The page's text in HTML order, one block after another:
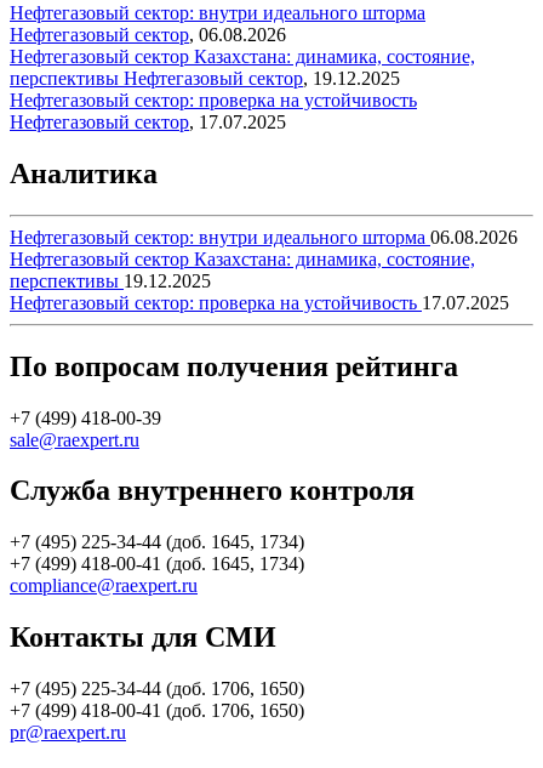
Нефтегазовый сектор: внутри идеального шторма
Нефтегазовый сектор, 06.08.2026
Нефтегазовый сектор Казахстана: динамика, состояние,
перспективы Нефтегазовый сектор, 19.12.2025
Нефтегазовый сектор: проверка на устойчивость
Нефтегазовый сектор, 17.07.2025
Аналитика
Нефтегазовый сектор: внутри идеального шторма 06.08.2026
Нефтегазовый сектор Казахстана: динамика, состояние,
перспективы 19.12.2025
Нефтегазовый сектор: проверка на устойчивость 17.07.2025
По вопросам получения рейтинга
+7 (499) 418-00-39
sale@raexpert.ru
Служба внутреннего контроля
+7 (495) 225-34-44 (доб. 1645, 1734)
+7 (499) 418-00-41 (доб. 1645, 1734)
compliance@raexpert.ru
Контакты для СМИ
+7 (495) 225-34-44 (доб. 1706, 1650)
+7 (499) 418-00-41 (доб. 1706, 1650)
pr@raexpert.ru